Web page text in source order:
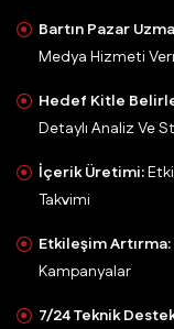
Bartın Pazar
Medya Hizmeti
Hedef Kitle
Detaylı Analiz Ve
İçerik Üretimi:
Takvimi
Etkileşim Artırma:
Kampanyalar
7/24 Teknik